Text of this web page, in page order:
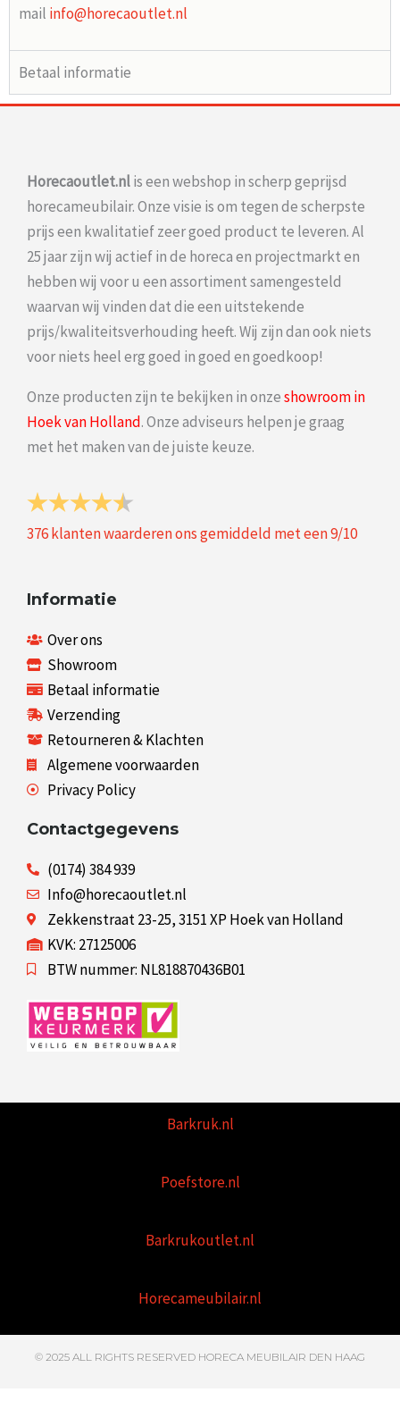
mail info@horecaoutlet.nl
Betaal informatie
Horecaoutlet.nlis een webshop in scherp geprijsd
horecameubilair. Onze visie is om tegen de scherpste
prijs een kwalitatief zeer goed product te leveren. Al
25 jaar zijn wij actief in de horeca en projectmarkt en
hebben wij voor u een assortiment samengesteld
waarvan wij vinden dat die een uitstekende
prijs/kwaliteitsverhouding heeft. Wij zijn dan ook niets
voor niets heel erg goed in goed en goedkoop!
Onze producten zijn te bekijken in onzeshowroom in
Hoek van Holland. Onze adviseurs helpen je graag
met het maken van de juiste keuze.
376klanten waarderen ons gemiddeld met een9/10
Informatie
Over ons
Showroom
Betaal informatie
Verzending
Retourneren & Klachten
Algemene voorwaarden
Privacy Policy
Contactgegevens
(0174) 384 939
Info@horecaoutlet.nl
Zekkenstraat 23-25, 3151 XP Hoek van Holland
KVK: 27125006
BTW nummer: NL818870436B01
Barkruk.nl
Poefstore.nl
Barkrukoutlet.nl
Horecameubilair.nl
© 2025 ALL RIGHTS RESERVED HORECA MEUBILAIR DEN HAAG